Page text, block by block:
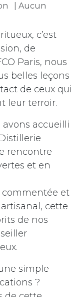
| Aucun
c’est
de
Paris, nous
belles leçons
de ceux qui
leur terroir.
avons accueilli
rencontre
et en
commentée et
cette
de nos
simple
?